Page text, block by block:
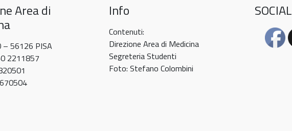
Area di
– 56126 PISA
2211857
Info
Contenuti:
Direzione Area di Medicina
Segreteria Studenti
Foto: Stefano Colombini
SOCIAL